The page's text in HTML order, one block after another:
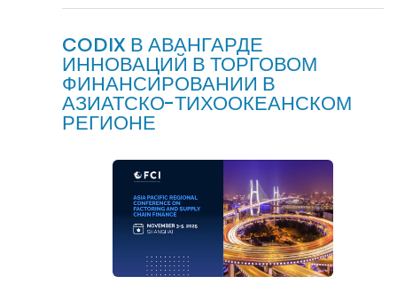
CODIX В АВАНГАРДЕ
ИННОВАЦИЙ В ТОРГОВОМ
ФИНАНСИРОВАНИИ В
АЗИАТСКО-ТИХООКЕАНСКОМ
РЕГИОНЕ